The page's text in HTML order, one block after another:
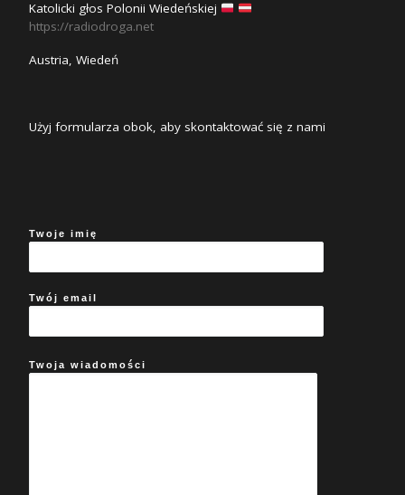
Katolicki głos Polonii Wiedeńskiej
https://radiodroga.net
Austria, Wiedeń
Użyj formularza obok, aby skontaktować się z nami
Twoje imię
Twój email
Twoja wiadomości